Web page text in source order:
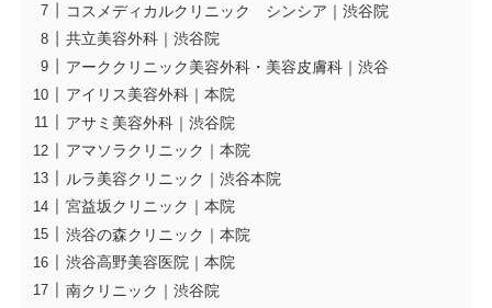
コスメディカルクリニック シンシア｜渋谷院
共立美容外科｜渋谷院
アーククリニック美容外科・美容皮膚科｜渋谷
アイリス美容外科｜本院
アサミ美容外科｜渋谷院
アマソラクリニック｜本院
ルラ美容クリニック｜渋谷本院
宮益坂クリニック｜本院
渋谷の森クリニック｜本院
渋谷高野美容医院｜本院
南クリニック｜渋谷院